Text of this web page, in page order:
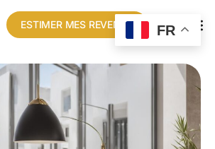
ESTIMER MES REVENUS FR